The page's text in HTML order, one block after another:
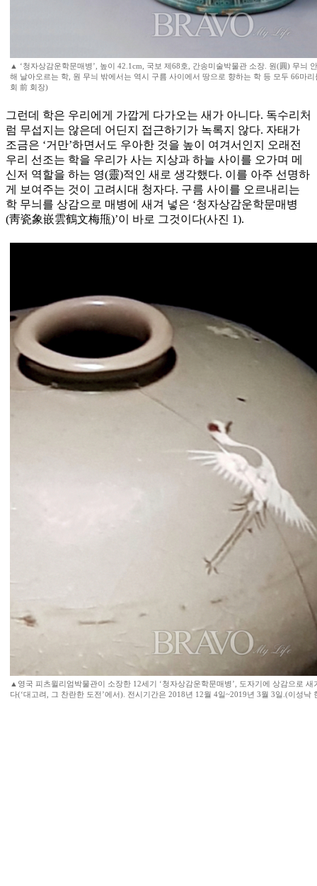
▲ ‘청자상감운학문매병’, 높이 42.1cm, 국보 제68호, 간송미술박물관 소장. 원(圓) 무늬
해 날아오르는 학, 원 무늬 밖에서는 역시 구름 사이에서 땅으로 향하는 학 등 모두 66마
회 前 회장)
그런데 학은 우리에게 가깝게 다가오는 새가 아니다. 독수리처
럼 무섭지는 않은데 어딘지 접근하기가 녹록지 않다. 자태가
조금은 ‘거만’하면서도 우아한 것을 높이 여겨서인지 오래전
우리 선조는 학을 우리가 사는 지상과 하늘 사이를 오가며 메
신저 역할을 하는 영(靈)적인 새로 생각했다. 이를 아주 선명하
게 보여주는 것이 고려시대 청자다. 구름 사이를 오르내리는
학 무늬를 상감으로 매병에 새겨 넣은 ‘청자상감운학문매병
(靑瓷象嵌雲鶴文梅甁)’이 바로 그것이다(사진 1).
▲영국 피츠윌리엄박물관이 소장한 12세기 ‘청자상감운학문매병’, 도자기에 상감으로
다(‘대고려, 그 찬란한 도전’에서). 전시기간은 2018년 12월 4일~2019년 3월 3일.(이성낙